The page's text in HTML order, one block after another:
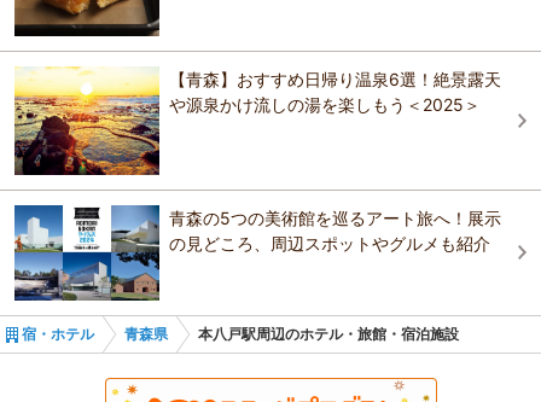
ねぶたの家 ワ・ラッセ
青函連絡船メモリアルシップ八甲田丸
十和田市現代美術館
八甲田ロープウェー
津軽西海岸
下北・三沢
津軽半島
折々の海浜植物や高山系植物が咲き乱れるスポットであり、みちのく
潮風トレイルのコースとなっている。アクセスの際は種差海岸遊覧バ
ス「ワンコインバス・うみねこ号」がおすすめ。
おすすめの観光スポットガイドを見る
【青森】おすすめ日帰り温泉6選！絶景露天
や源泉かけ流しの湯を楽しもう＜2025＞
青森の5つの美術館を巡るアート旅へ！展示
の見どころ、周辺スポットやグルメも紹介
宿・ホテル 青森県 本八戸駅周辺のホテル・旅館・宿泊施設